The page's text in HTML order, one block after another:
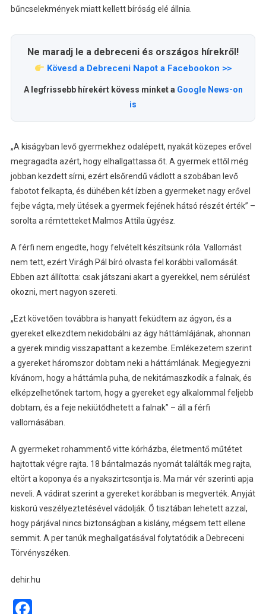
bűncselekmények miatt kellett bíróság elé állnia.
Ne maradj le a debreceni és országos hírekről!
Kövesd a Debreceni Napot a Facebookon >>
A legfrissebb hírekért kövess minket a Google News-on
is
„A kiságyban levő gyermekhez odalépett, nyakát közepes erővel
megragadta azért, hogy elhallgattassa őt. A gyermek ettől még
jobban kezdett sírni, ezért elsőrendű vádlott a szobában levő
fabotot felkapta, és dühében két ízben a gyermeket nagy erővel
fejbe vágta, mely ütések a gyermek fejének hátsó részét érték” –
sorolta a rémtetteket Malmos Attila ügyész.
A férfi nem engedte, hogy felvételt készítsünk róla. Vallomást
nem tett, ezért Virágh Pál bíró olvasta fel korábbi vallomását.
Ebben azt állította: csak játszani akart a gyerekkel, nem sérülést
okozni, mert nagyon szereti.
„Ezt követően továbbra is hanyatt feküdtem az ágyon, és a
gyereket elkezdtem nekidobálni az ágy háttámlájának, ahonnan
a gyerek mindig visszapattant a kezembe. Emlékezetem szerint
a gyereket háromszor dobtam neki a háttámlának. Megjegyezni
kívánom, hogy a háttámla puha, de nekitámaszkodik a falnak, és
elképzelhetőnek tartom, hogy a gyereket egy alkalommal feljebb
dobtam, és a feje nekiütődhetett a falnak” – áll a férfi
vallomásában.
A gyermeket rohammentő vitte kórházba, életmentő műtétet
hajtottak végre rajta. 18 bántalmazás nyomát találták meg rajta,
eltört a koponya és a nyakszirtcsontja is. Ma már vér szerinti apja
neveli. A vádirat szerint a gyereket korábban is megverték. Anyját
kiskorú veszélyeztetésével vádolják. Ő tisztában lehetett azzal,
hogy párjával nincs biztonságban a kislány, mégsem tett ellene
semmit. A per tanúk meghallgatásával folytatódik a Debreceni
Törvényszéken.
dehir.hu
Facebook